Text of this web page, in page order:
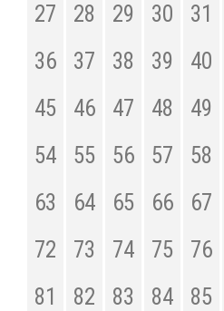
27
28 29 30 31
36
37 38 39 40
45
46 47 48 49
54
55 56 57 58
63
64 65 66 67
72
73 74 75 76
81
82 83 84 85